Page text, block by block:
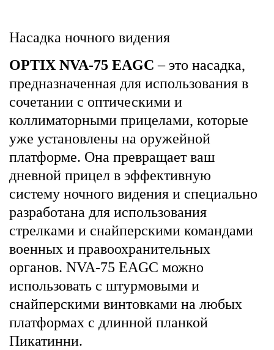
Насадка ночного видения
OPTIX NVA-75 EAGC – это насадка,
предназначенная для использования в
сочетании с оптическими и
коллиматорными прицелами, которые
уже установлены на оружейной
платформе. Она превращает ваш
дневной прицел в эффективную
систему ночного видения и специально
разработана для использования
стрелками и снайперскими командами
военных и правоохранительных
органов. NVA-75 EAGC можно
использовать с штурмовыми и
снайперскими винтовками на любых
платформах с длинной планкой
Пикатинни.